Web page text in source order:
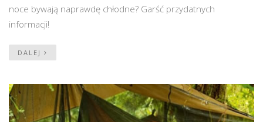
noce bywają naprawdę chłodne? Garść przydatnych
informacji!
DALEJ